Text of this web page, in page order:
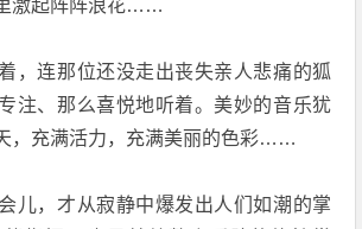
激起阵阵浪花……
，连那位还没走出丧失亲人悲痛的狐
注、那么喜悦地听着。美妙的音乐犹
，充满活力，充满美丽的色彩……
儿，才从寂静中爆发出人们如潮的掌